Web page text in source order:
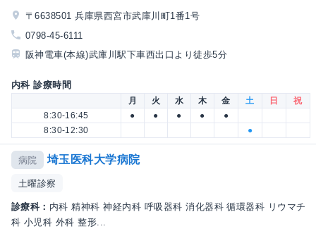
〒6638501 兵庫県西宮市武庫川町1番1号
0798-45-6111
阪神電車(本線)武庫川駅下車西出口より徒歩5分
内科 診療時間
月 火 水 木 金 土 日
祝
8:30-16:45
● ● ● ●
●
8:30-12:30
●
病院 埼玉医科大学病院
土曜診察
診療科： 内科 精神科 神経内科 呼吸器科 消化器科 循環器科 リウマチ
科 小児科 外科 整形...